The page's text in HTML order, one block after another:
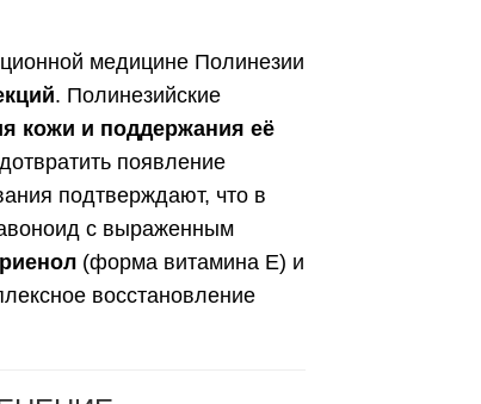
медицине Полинезии
. Полинезийские
кожи и поддержания её
появление
подтверждают, что в
с выраженным
(форма витамина E) и
восстановление